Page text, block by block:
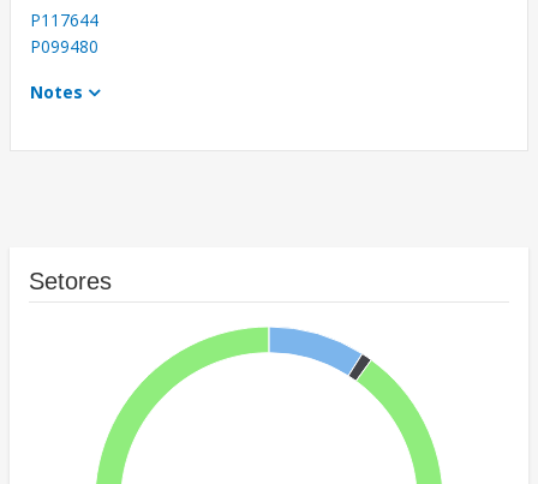
P117644
P099480
Notes
Setores